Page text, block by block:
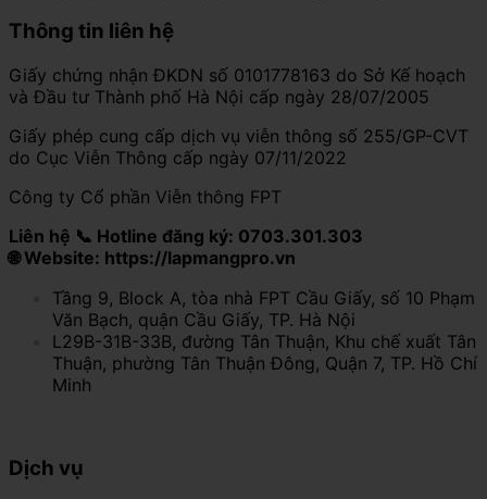
Thông tin liên hệ
Giấy chứng nhận ĐKDN số 0101778163 do Sở Kế hoạch
và Đầu tư Thành phố Hà Nội cấp ngày 28/07/2005
Giấy phép cung cấp dịch vụ viễn thông số 255/GP-CVT
do Cục Viễn Thông cấp ngày 07/11/2022
Công ty Cổ phần Viễn thông FPT
Liên hệ 📞 Hotline đăng ký: 0703.301.303
🌐 Website: https://lapmangpro.vn
Tầng 9, Block A, tòa nhà FPT Cầu Giấy, số 10 Phạm
Văn Bạch, quận Cầu Giấy, TP. Hà Nội
L29B-31B-33B, đường Tân Thuận, Khu chế xuất Tân
Thuận, phường Tân Thuận Đông, Quận 7, TP. Hồ Chí
Minh
Dịch vụ